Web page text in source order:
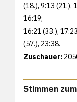
(18.), 9:13 (21.),
16:19;
16:21 (33.),
(57.), 23:38.
Zuschauer:
Stimmen